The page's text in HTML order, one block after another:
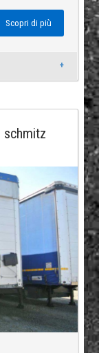
Scopri di più
schmitz